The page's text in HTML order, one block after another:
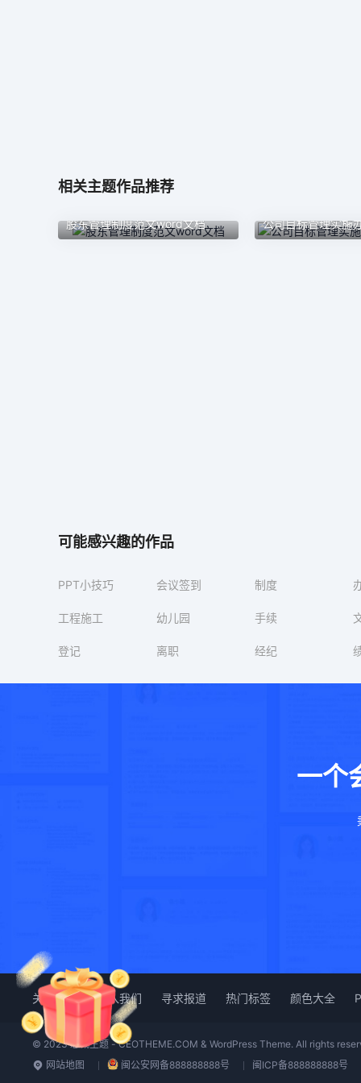
相关主题作品推荐
股东管理制度范文word文档 公司目标管理实施
可能感兴趣的作品
PPT小技巧 会议签到 制度
工程施工 幼儿园 手续
登记 离职 经纪
一个
关于我们 加入我们 寻求报道 热门标签 颜色大全
© 2023 总裁主题 - CEOTHEME.COM & WordPress Theme. All rights
网站地图
闽公安网备888888888号 闽ICP备888888888号